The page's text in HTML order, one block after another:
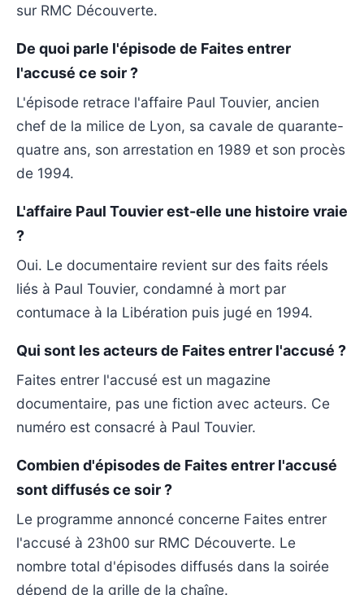
sur RMC Découverte.
De quoi parle l'épisode de Faites entrer
l'accusé ce soir ?
L'épisode retrace l'affaire Paul Touvier, ancien
chef de la milice de Lyon, sa cavale de quarante-
quatre ans, son arrestation en 1989 et son procès
de 1994.
L'affaire Paul Touvier est-elle une histoire vraie
?
Oui. Le documentaire revient sur des faits réels
liés à Paul Touvier, condamné à mort par
contumace à la Libération puis jugé en 1994.
Qui sont les acteurs de Faites entrer l'accusé ?
Faites entrer l'accusé est un magazine
documentaire, pas une fiction avec acteurs. Ce
numéro est consacré à Paul Touvier.
Combien d'épisodes de Faites entrer l'accusé
sont diffusés ce soir ?
Le programme annoncé concerne Faites entrer
l'accusé à 23h00 sur RMC Découverte. Le
nombre total d'épisodes diffusés dans la soirée
dépend de la grille de la chaîne.